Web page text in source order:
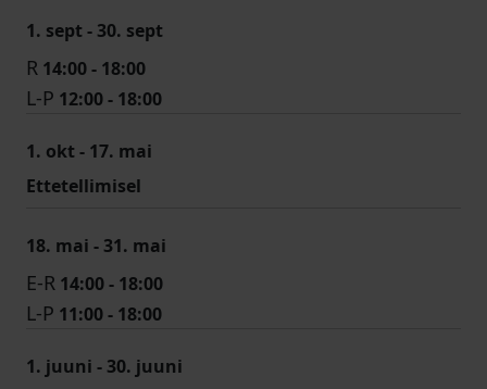
1. sept - 30. sept
R 14:00 - 18:00
L-P 12:00 - 18:00
1. okt - 17. mai
Ettetellimisel
18. mai - 31. mai
E-R 14:00 - 18:00
L-P 11:00 - 18:00
1. juuni - 30. juuni